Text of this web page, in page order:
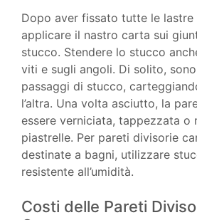
Dopo aver fissato tutte le lastre
applicare il nastro carta sui
stucco. Stendere lo stucco
viti e sugli angoli. Di solito,
passaggi di stucco,
l’altra. Una volta asciutto, la
essere verniciata, tappezzata o
piastrelle. Per pareti divisorie
destinate a bagni, utilizzare
resistente all’umidità.
Costi delle Pareti